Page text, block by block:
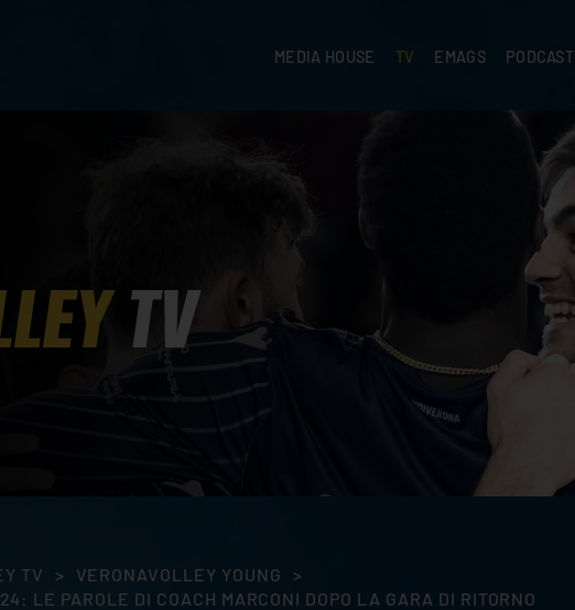
MEDIA HOUSE TV EMAGS PODCAST
TV
TV > VERONAVOLLEY YOUNG
>
LE PAROLE DI COACH MARCONI DOPO LA GARA DI RITORNO